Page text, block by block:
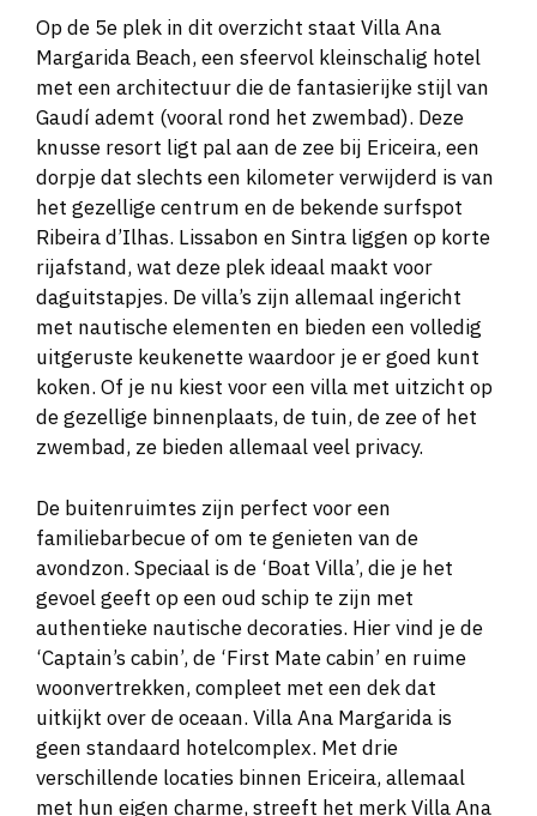
Op de 5e plek in dit overzicht staat Villa Ana
Margarida Beach, een sfeervol kleinschalig hotel
met een architectuur die de fantasierijke stijl van
Gaudí ademt (vooral rond het zwembad). Deze
knusse resort ligt pal aan de zee bij Ericeira, een
dorpje dat slechts een kilometer verwijderd is van
het gezellige centrum en de bekende surfspot
Ribeira d’Ilhas. Lissabon en Sintra liggen op korte
rijafstand, wat deze plek ideaal maakt voor
daguitstapjes. De villa’s zijn allemaal ingericht
met nautische elementen en bieden een volledig
uitgeruste keukenette waardoor je er goed kunt
koken. Of je nu kiest voor een villa met uitzicht op
de gezellige binnenplaats, de tuin, de zee of het
zwembad, ze bieden allemaal veel privacy.
De buitenruimtes zijn perfect voor een
familiebarbecue of om te genieten van de
avondzon. Speciaal is de ‘Boat Villa’, die je het
gevoel geeft op een oud schip te zijn met
authentieke nautische decoraties. Hier vind je de
‘Captain’s cabin’, de ‘First Mate cabin’ en ruime
woonvertrekken, compleet met een dek dat
uitkijkt over de oceaan. Villa Ana Margarida is
geen standaard hotelcomplex. Met drie
verschillende locaties binnen Ericeira, allemaal
met hun eigen charme, streeft het merk Villa Ana